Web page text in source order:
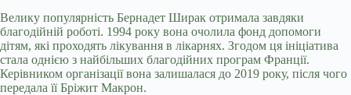
Велику популярність Бернадет Ширак отримала завдяки
благодійній роботі. 1994 року вона очолила фонд допомоги
дітям, які проходять лікування в лікарнях. Згодом ця ініціатива
стала однією з найбільших благодійних програм Франції.
Керівником організації вона залишалася до 2019 року, після чого
передала її Бріжит Макрон.